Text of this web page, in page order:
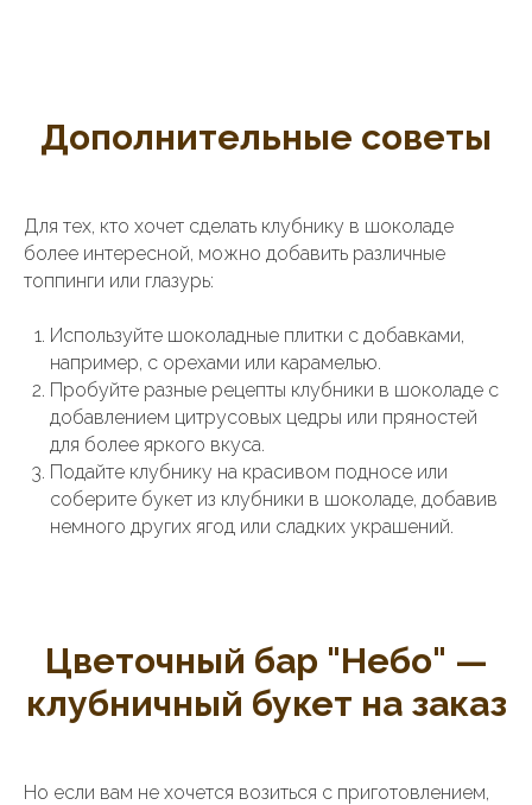
Дополнительные советы
Для тех, кто хочет сделать клубнику в шоколаде
более интересной, можно добавить различные
топпинги или глазурь:
Используйте шоколадные плитки с добавками,
например, с орехами или карамелью.
Пробуйте разные рецепты клубники в шоколаде с
добавлением цитрусовых цедры или пряностей
для более яркого вкуса.
Подайте клубнику на красивом подносе или
соберите букет из клубники в шоколаде, добавив
немного других ягод или сладких украшений.
Цветочный бар "Небо" —
клубничный букет на заказ
Но если вам не хочется возиться с приготовлением,